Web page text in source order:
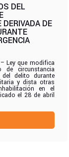
DEL
DE
Ley que modifica
de circunstancia
delito durante
y dista otras
en el
el 28 de abril